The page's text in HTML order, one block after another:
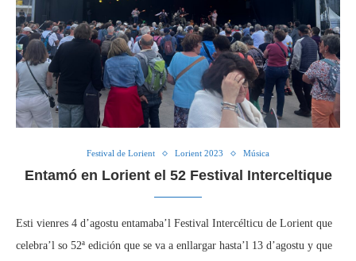
Festival de Lorient Lorient 2023 Música
Entamó en Lorient el 52 Festival Interceltique
Esti vienres 4 d’agostu entamaba’l Festival Intercélticu de Lorient que
celebra’l so 52ª edición que se va a enllargar hasta’l 13 d’agostu y que